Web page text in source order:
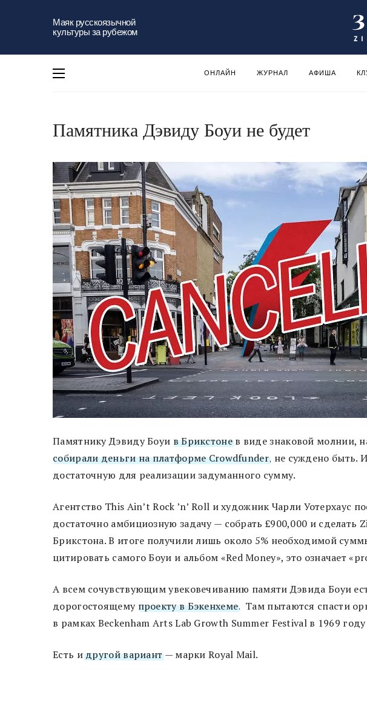
Маяк русскоязычной
культуры за рубежом
ОНЛАЙН ЖУРНАЛ АФИША
Памятника Дэвиду Боуи не будет
Памятнику Дэвиду Боуи в Брикстонев виде знаковой молнии,
собирали деньги на платформе Crowdfunder, не суждено быть.
достаточную для реализации задуманного сумму.
Агентство This Ain’t Rock ’n’ Roll и художник Чарли Уотерхаус
достаточно амбициозную задачу — собрать £900,000 и сделать
Брикстона. В итоге получили лишь около 5% необходимой
цитировать самого Боуи и альбом «Red Money», это означает
А всем сочувствующим увековечиванию памяти Дэвида Боуи
дорогостоящему проекту в Бэкенхеме. Там пытаются спасти
в рамках Beckenham Arts Lab Growth Summer Festival в 1969
Есть идругой вариант— марки Royal Mail.